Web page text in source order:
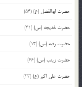
حضرت ابوالفضل (ع)(54)
حضرت خدیجه (س)(41)
حضرت رقیه (س)(13)
حضرت زینب (س)(66)
حضرت علی اکبر (ع)(23)